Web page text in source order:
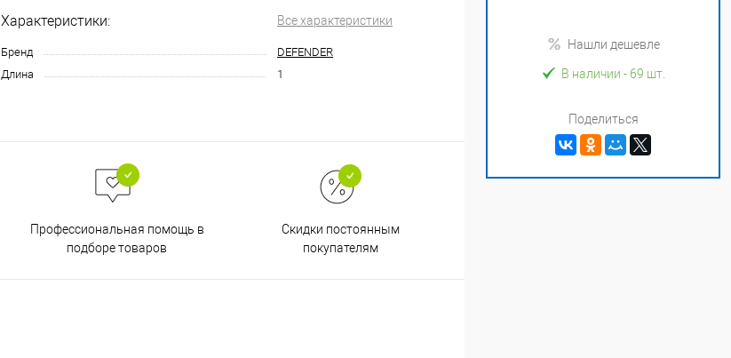
Характеристики: Все характеристики
Бренд
DEFENDER
Длина
1
Профессиональная помощь в
подборе товаров
Скидки постоянным
покупателям
Нашли дешевле
В наличии - 69 шт.
Поделиться